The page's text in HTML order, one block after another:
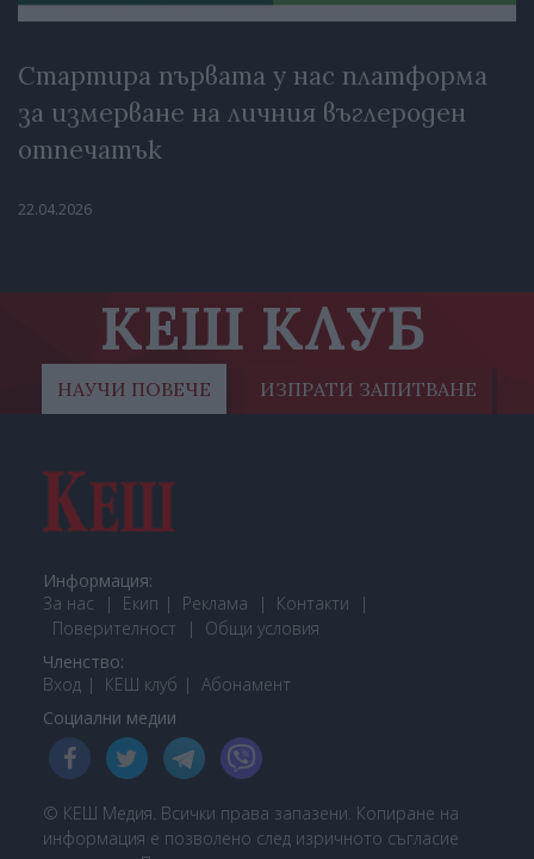
Стартира първата у нас платформа
за измерване на личния въглероден
отпечатък
22.04.2026
КЕШ КЛУБ
НАУЧИ ПОВЕЧЕ ИЗПРАТИ ЗАПИТВАНЕ
Информация:
За нас
Екип Реклама
Контакти
Поверителност
Общи условия
Членство:
Вход
КЕШ клуб Абонамент
Социални медии
© КЕШ Медия. Всички права запазени. Копиране на
информация е позволено след изричното съгласие